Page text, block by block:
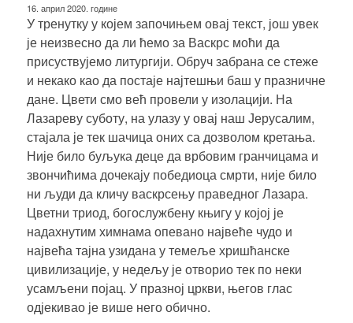
16. април 2020. године
У тренутку у којем започињем овај текст, још увек
је неизвесно да ли ћемо за Васкрс моћи да
присуствујемо литургији. Обруч забрана се стеже
и некако као да постаје најтешњи баш у празничне
дане. Цвети смо већ провели у изолацији. На
Лазареву суботу, на улазу у овај наш Јерусалим,
стајала је тек шачица оних са дозволом кретања.
Није било буљука деце да врбовим гранчицама и
звончићима дочекају победиоца смрти, није било
ни људи да кличу васкрсењу праведног Лазара.
Цветни триод, богослужбену књигу у којој је
надахнутим химнама опевано највеће чудо и
највећа тајна узидана у темеље хришћанске
цивилизације, у недељу је отворио тек по неки
усамљени појац. У празној цркви, његов глас
одјекивао је више него обично.